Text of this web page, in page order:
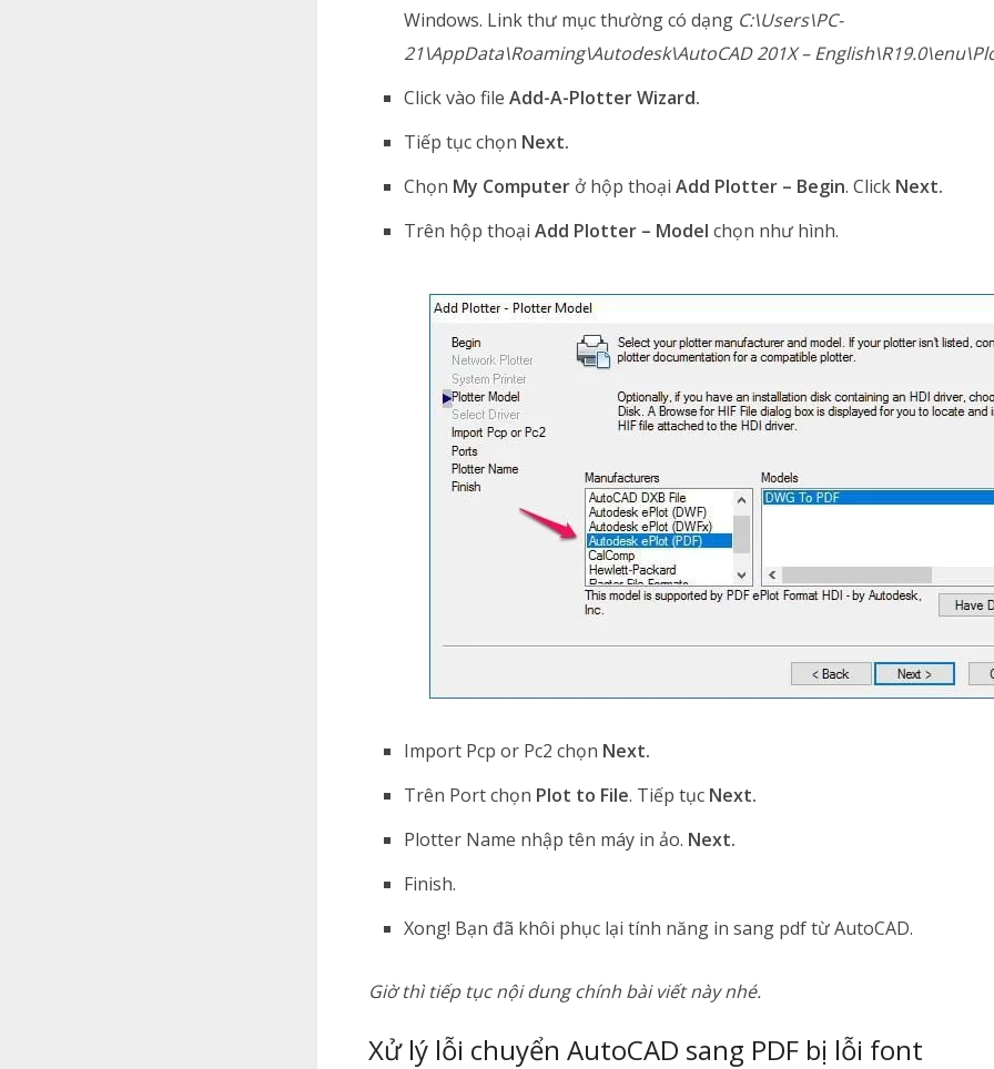
Windows. Link thư mục thường có dạng C:\Users\PC-
21\AppData\Roaming\Autodesk\AutoCAD 201X –
Click vào fileAdd-A-Plotter Wizard.
Tiếp tục chọn Next.
Chọn My Computer ở hộp thoạiAdd Plotter – Begin. Click Next.
Trên hộp thoạiAdd Plotter – Model chọn như hình.
Import Pcp or Pc2 chọn Next.
Trên Port chọn Plot to File. Tiếp tục Next.
Plotter Name nhập tên máy in ảo. Next.
Finish.
Xong! Bạn đã khôi phục lại tính năng in sang pdf từ AutoCAD.
Giờ thì tiếp tục nội dung chính bài viết này nhé.
Xử lý lỗi chuyển AutoCAD sang PDF bị lỗi font